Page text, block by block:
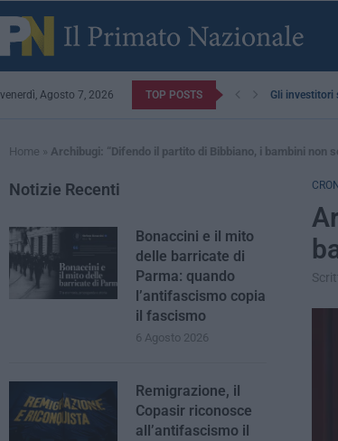
venerdì, Agosto 7, 2026 TOP POSTS Gli investitori
Home » Archibugi: “Difendo il partito di Bibbiano, i bambini non
Notizie Recenti
Bonaccini e il mito
delle barricate di
Parma: quando
l’antifascismo copia
il fascismo
6 Agosto 2026
Remigrazione, il
Copasir riconosce
all’antifascismo il